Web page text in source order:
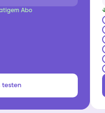
Abo
testen